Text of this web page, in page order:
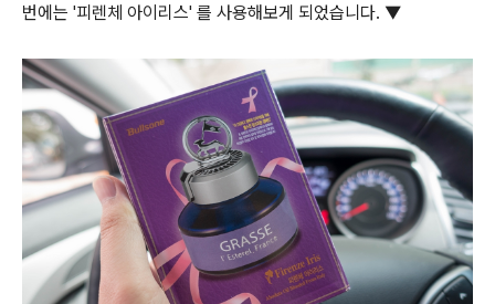
번에는 '피렌체 아이리스' 를 사용해보게 되었습니다. ▼